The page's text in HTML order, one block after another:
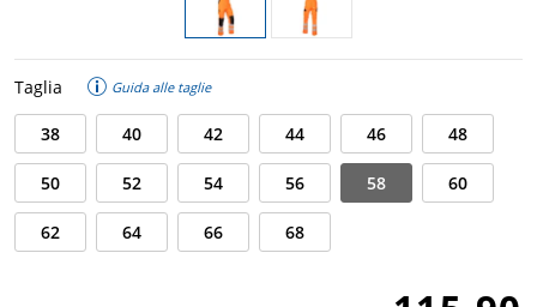
Taglia Guida alle taglie
38 40 42 44 46 48
50 52 54 56 58 60
62 64 66 68